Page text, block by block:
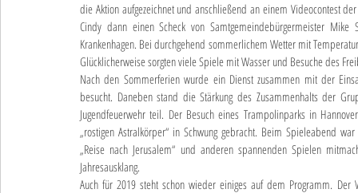
die Aktion aufgezeichnet und anschließend an einem Videocontest
Cindy dann einen Scheck von Samtgemeindebürgermeister
Krankenhagen. Bei durchgehend sommerlichem Wetter mit
Glücklicherweise sorgten viele Spiele mit Wasser und Besuche des
Nach den Sommerferien wurde ein Dienst zusammen mit der
besucht. Daneben stand die Stärkung des Zusammenhalts der
Jugendfeuerwehr teil. Der Besuch eines Trampolinparks in
„rostigen Astralkörper“ in Schwung gebracht. Beim Spieleabend
„Reise nach Jerusalem“ und anderen spannenden Spielen
Jahresausklang.
Auch für 2019 steht schon wieder einiges auf dem Programm.